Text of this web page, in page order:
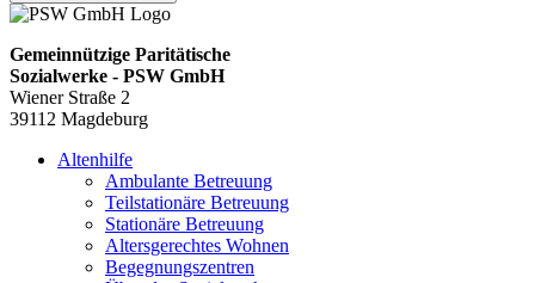
Gemeinnützige Paritätische
Sozialwerke - PSW GmbH
Wiener Straße 2
39112 Magdeburg
Altenhilfe
Ambulante Betreuung
Teilstationäre Betreuung
Stationäre Betreuung
Altersgerechtes Wohnen
Begegnungszentren